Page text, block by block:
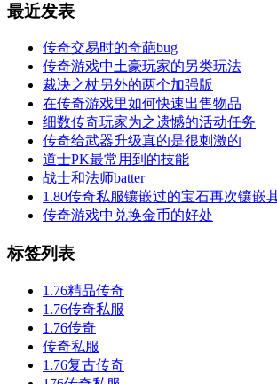
最近发表
传奇交易时的奇葩bug
传奇游戏中土豪玩家的另类玩法
裁决之杖另外的两个加强版
在传奇游戏里如何快速出售物品
细数传奇玩家为之遗憾的活动任务
传奇给武器升级真的是很刺激的
道士PK最常用到的技能
战士和法师batter
1.80传奇私服镶嵌过的宝石再次镶嵌
传奇游戏中兑换金币的好处
标签列表
1.76精品传奇
1.76传奇私服
1.76传奇
传奇私服
1.76复古传奇